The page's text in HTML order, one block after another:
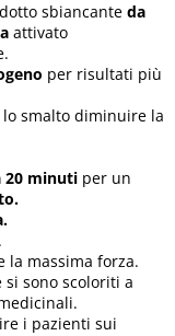
sbiancante da
attivato
per risultati più
smalto diminuire la
20 minuti per un
la massima forza.
sono scoloriti a
i pazienti sui